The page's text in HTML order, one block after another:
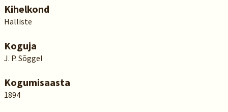
Kihelkond
Halliste
Koguja
J. P. Sõggel
Kogumisaasta
1894